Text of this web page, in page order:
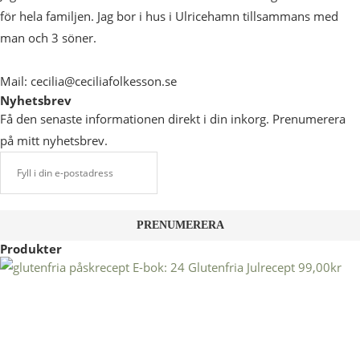
för hela familjen. Jag bor i hus i Ulricehamn tillsammans med
man och 3 söner.
Mail: cecilia@ceciliafolkesson.se
Nyhetsbrev
Få den senaste informationen direkt i din inkorg. Prenumerera
på mitt nyhetsbrev.
Produkter
E-bok: 24 Glutenfria Julrecept 99,00kr